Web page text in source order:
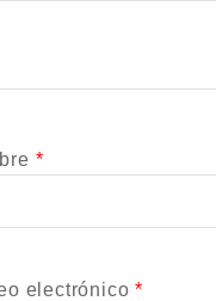
*
electrónico*